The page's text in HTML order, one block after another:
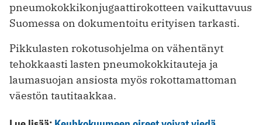
pneumokokkikonjugaattirokotteen vaikuttavuus
Suomessa on dokumentoitu erityisen tarkasti.
Pikkulasten rokotusohjelma on vähentänyt
tehokkaasti lasten pneumokokkitauteja ja
laumasuojan ansiosta myös rokottamattoman
väestön tautitaakkaa.